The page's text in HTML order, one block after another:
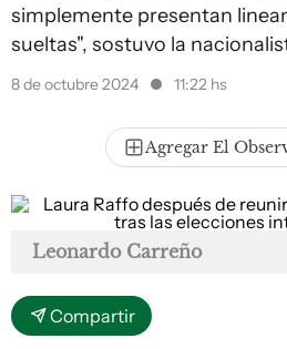
simplemente presentan
sueltas", sostuvo la
8 de octubre 2024 11:22 hs
Agregar El
Leonardo Carreño
Compartir